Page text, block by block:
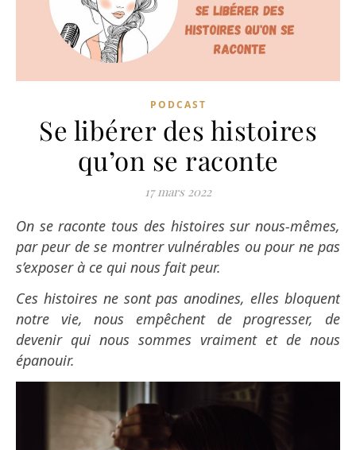
PODCAST
Se libérer des histoires
qu’on se raconte
17 mars 2022
On se raconte tous des histoires sur nous-mêmes,
par peur de se montrer vulnérables ou pour ne pas
s’exposer à ce qui nous fait peur.
Ces histoires ne sont pas anodines, elles bloquent
notre vie, nous empêchent de progresser, de
devenir qui nous sommes vraiment et de nous
épanouir.